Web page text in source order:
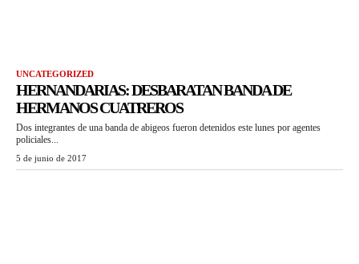
UNCATEGORIZED
HERNANDARIAS: DESBARATAN BANDA DE
HERMANOS CUATREROS
Dos integrantes de una banda de abigeos fueron detenidos este lunes por agentes
policiales...
5 de junio de 2017